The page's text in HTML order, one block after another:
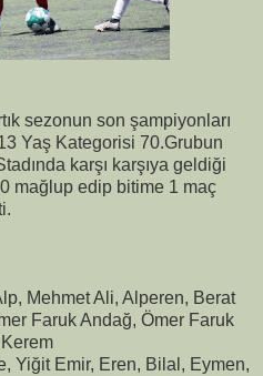
sezonun son şampiyonları
Yaş Kategorisi 70.Grubun
karşı karşıya geldiği
mağlup edip bitime 1 maç
Mehmet Ali, Alperen, Berat
Faruk Andağ, Ömer Faruk
Yiğit Emir, Eren, Bilal, Eymen,